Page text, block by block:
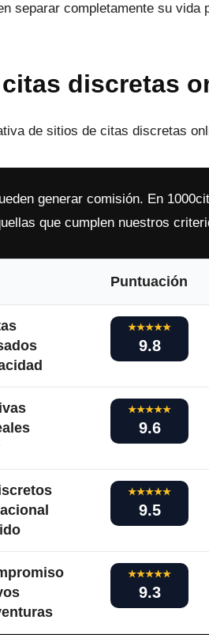
separar completamente su vida
discretas
de sitios de citas discretas
generar comisión. En
que cumplen nuestros
Puntuación
★★★★★
9.8
★★★★★
9.6
★★★★★
9.5
★★★★★
9.3